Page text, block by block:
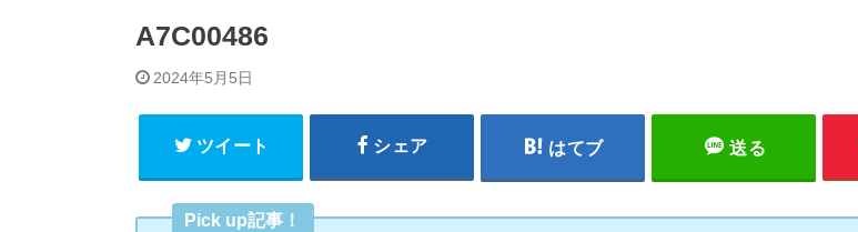
A7C00486
2024年5月5日
ツイート シェア はてブ 送る
Pick up記事！